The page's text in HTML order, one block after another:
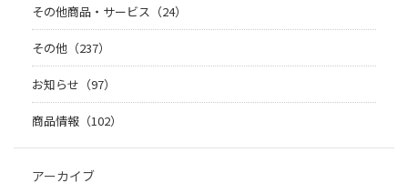
その他商品・サービス（24）
その他（237）
お知らせ（97）
商品情報（102）
アーカイブ